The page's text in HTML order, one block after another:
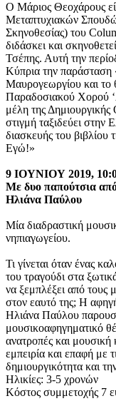
Ο Μάριος Θεοχάρους
Μεταπτυχιακών
Σκηνοθεσίας) του
διδάσκει και
Τσέπης. Αυτή την
Κύπρια την
Μαυρογεωργίου και το
Παραδοσιακού Χορού
μέλη της
στιγμή ταξιδεύει στην
διασκευής του βιβλίου
Εγώ!»
9 ΙΟΥΝΙΟΥ 2019,
Με δυο παπούτσια
Ηλιάνα Παύλου
Μία διαδραστική
νηπιαγωγείου.
Τι γίνεται όταν ένας
του τραγούδι στα
να ξεμπλέξει από τους
στον εαυτό της; Η
Ηλιάνα Παύλου
μουσικοαφηγηματικό
ανατροπές και μουσική
εμπειρία και επαφή με
δημιουργικότητα και
Ηλικίες: 3-5 χρονών
Κόστος συμμετοχής 7